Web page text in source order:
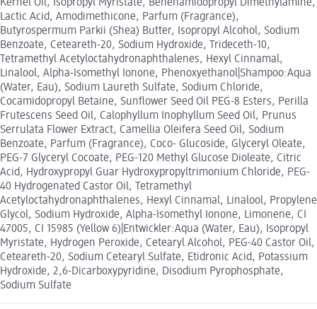
Kernel Oil, Isopropyl Myristate, Behenamidopropyl Dimethylamine,
Lactic Acid, Amodimethicone, Parfum (Fragrance),
Butyrospermum Parkii (Shea) Butter, Isopropyl Alcohol, Sodium
Benzoate, Ceteareth-20, Sodium Hydroxide, Trideceth-10,
Tetramethyl Acetyloctahydronaphthalenes, Hexyl Cinnamal,
Linalool, Alpha-Isomethyl Ionone, Phenoxyethanol|Shampoo:Aqua
(Water, Eau), Sodium Laureth Sulfate, Sodium Chloride,
Cocamidopropyl Betaine, Sunflower Seed Oil PEG-8 Esters, Perilla
Frutescens Seed Oil, Calophyllum Inophyllum Seed Oil, Prunus
Serrulata Flower Extract, Camellia Oleifera Seed Oil, Sodium
Benzoate, Parfum (Fragrance), Coco- Glucoside, Glyceryl Oleate,
PEG-7 Glyceryl Cocoate, PEG-120 Methyl Glucose Dioleate, Citric
Acid, Hydroxypropyl Guar Hydroxypropyltrimonium Chloride, PEG-
40 Hydrogenated Castor Oil, Tetramethyl
Acetyloctahydronaphthalenes, Hexyl Cinnamal, Linalool, Propylene
Glycol, Sodium Hydroxide, Alpha-Isomethyl Ionone, Limonene, CI
47005, CI 15985 (Yellow 6)|Entwickler:Aqua (Water, Eau), Isopropyl
Myristate, Hydrogen Peroxide, Cetearyl Alcohol, PEG-40 Castor Oil,
Ceteareth-20, Sodium Cetearyl Sulfate, Etidronic Acid, Potassium
Hydroxide, 2,6-Dicarboxypyridine, Disodium Pyrophosphate,
Sodium Sulfate